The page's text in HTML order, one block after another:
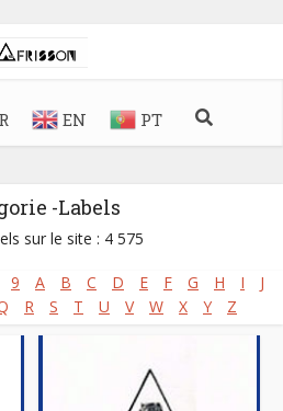
EN PT
-Labels
sur le site : 4 575
9 A B C D E F G H I
J
R S T U V W X Y Z